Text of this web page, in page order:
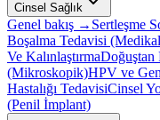
Cinsel Sağlık
Genel bakış → Sertleşme
Boşalma Tedavisi
Ve KalınlaştırmaDoğuştan
(Mikroskopik)HPV ve
Hastalığı TedavisiCinsel
(Penil İmplant)